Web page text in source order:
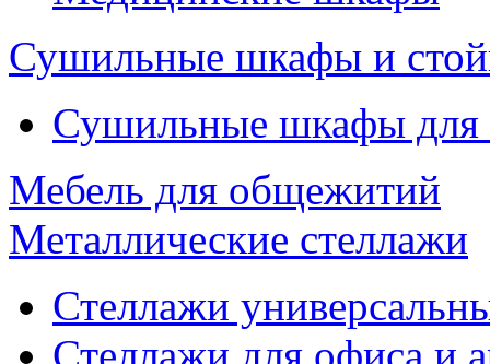
Сушильные шкафы и
Сушильные шкафы
Мебель для общежитий
Металлические стеллажи
Стеллажи